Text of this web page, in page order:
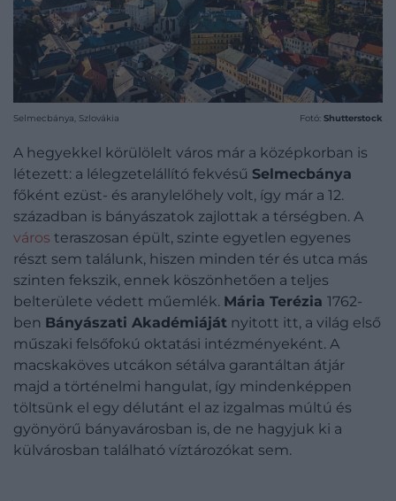
Selmecbánya, Szlovákia Fotó: Shutterstock
A hegyekkel körülölelt város már a középkorban is
létezett: a lélegzetelállító fekvésű Selmecbánya
főként ezüst- és aranylelőhely volt, így már a 12.
században is bányászatok zajlottak a térségben. A
város teraszosan épült, szinte egyetlen egyenes
részt sem találunk, hiszen minden tér és utca más
szinten fekszik, ennek köszönhetően a teljes
belterülete védett műemlék. Mária Terézia 1762-
ben Bányászati Akadémiáját nyitott itt, a világ első
műszaki felsőfokú oktatási intézményeként. A
macskaköves utcákon sétálva garantáltan átjár
majd a történelmi hangulat, így mindenképpen
töltsünk el egy délutánt el az izgalmas múltú és
gyönyörű bányavárosban is, de ne hagyjuk ki a
külvárosban található víztározókat sem.